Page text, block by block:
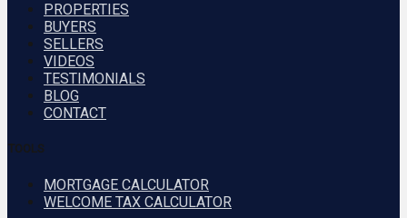
PROPERTIES
BUYERS
SELLERS
VIDEOS
TESTIMONIALS
BLOG
CONTACT
TOOLS
MORTGAGE CALCULATOR
WELCOME TAX CALCULATOR